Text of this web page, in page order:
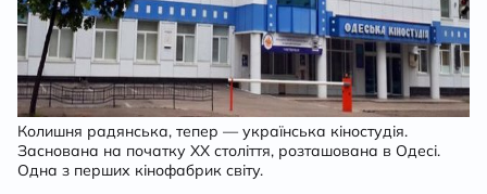
Колишня радянська, тепер — українська кіностудія.
Заснована на початку ХХ століття, розташована в Одесі.
Одна з перших кінофабрик світу.